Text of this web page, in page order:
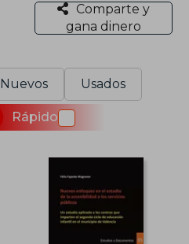
Comparte y
gana dinero
Nuevos Usados
Rápido